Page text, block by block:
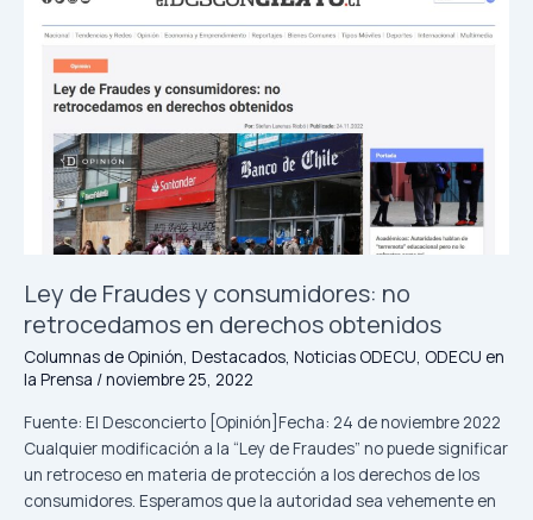
Ley de Fraudes y consumidores: no
retrocedamos en derechos obtenidos
Columnas de Opinión, Destacados, Noticias ODECU, ODECU en
la Prensa /noviembre 25, 2022
Fuente: El Desconcierto [Opinión]Fecha: 24 de noviembre 2022
Cualquier modificación a la “Ley de Fraudes” no puede significar
un retroceso en materia de protección a los derechos de los
consumidores. Esperamos que la autoridad sea vehemente en
de
Fraudes
consumidores:
retrocedamos
derechos
obtenidos